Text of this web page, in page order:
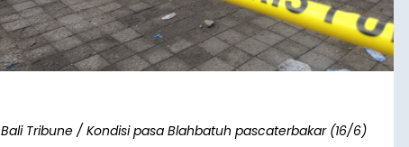
Bali Tribune / Kondisi pasa Blahbatuh pascaterbakar (16/6)